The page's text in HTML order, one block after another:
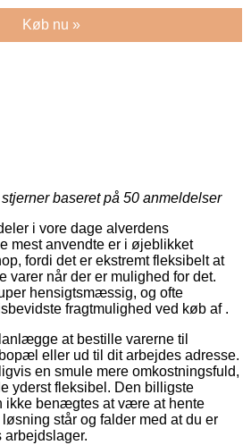
Køb nu »
baseret på 50 anmeldelser
i vore dage alverdens
mest anvendte er i øjeblikket
fordi det er ekstremt fleksibelt at
varer når der er mulighed for det.
hensigtsmæssig, og ofte
fragtmulighed ved køb af .
at bestille varerne til
eller ud til dit arbejdes adresse.
en smule mere omkostningsfuld,
yderst fleksibel. Den billigste
ikke benægtes at være at hente
står og falder med at du er